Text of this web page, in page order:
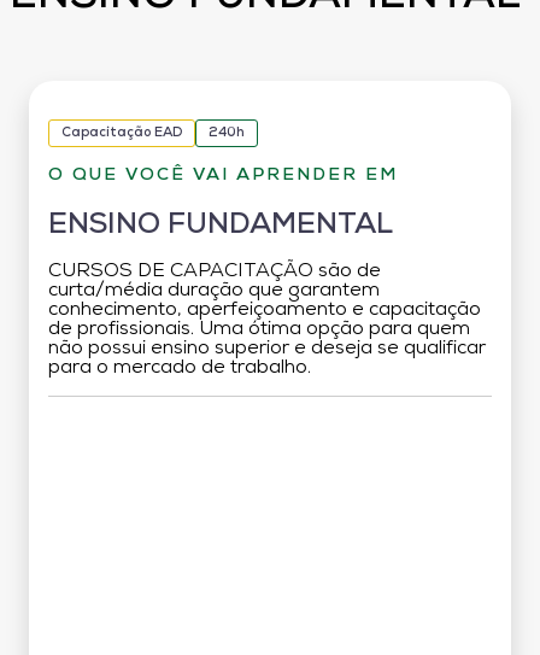
Capacitação EAD 240h
O QUE VOCÊ VAI APRENDER EM
ENSINO FUNDAMENTAL
CURSOS DE CAPACITAÇÃO são de
curta/média duração que garantem
conhecimento, aperfeiçoamento e capacitação
de profissionais. Uma ótima opção para quem
não possui ensino superior e deseja se qualificar
para o mercado de trabalho.